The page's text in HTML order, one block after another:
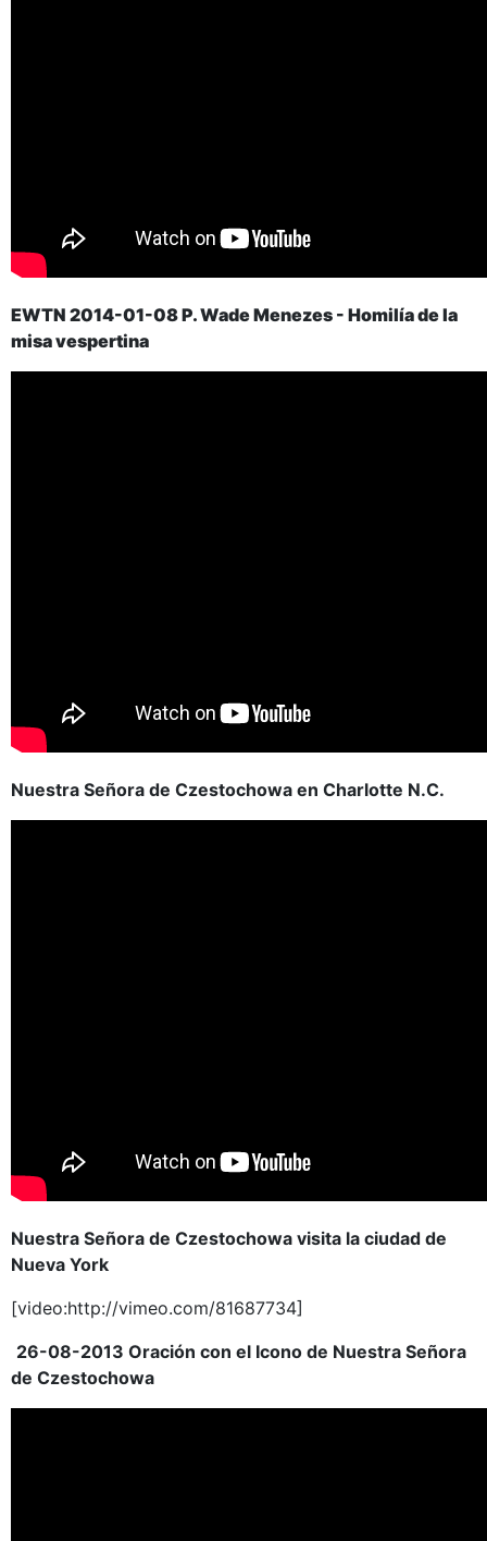
EWTN 2014-01-08 P. Wade Menezes - Homilía de la
misa vespertina
Nuestra Señora de Czestochowa en Charlotte N.C.
Nuestra Señora de Czestochowa visita la ciudad de
Nueva York
[video:http://vimeo.com/81687734]
26-08-2013 Oración con el Icono de Nuestra Señora
de Czestochowa